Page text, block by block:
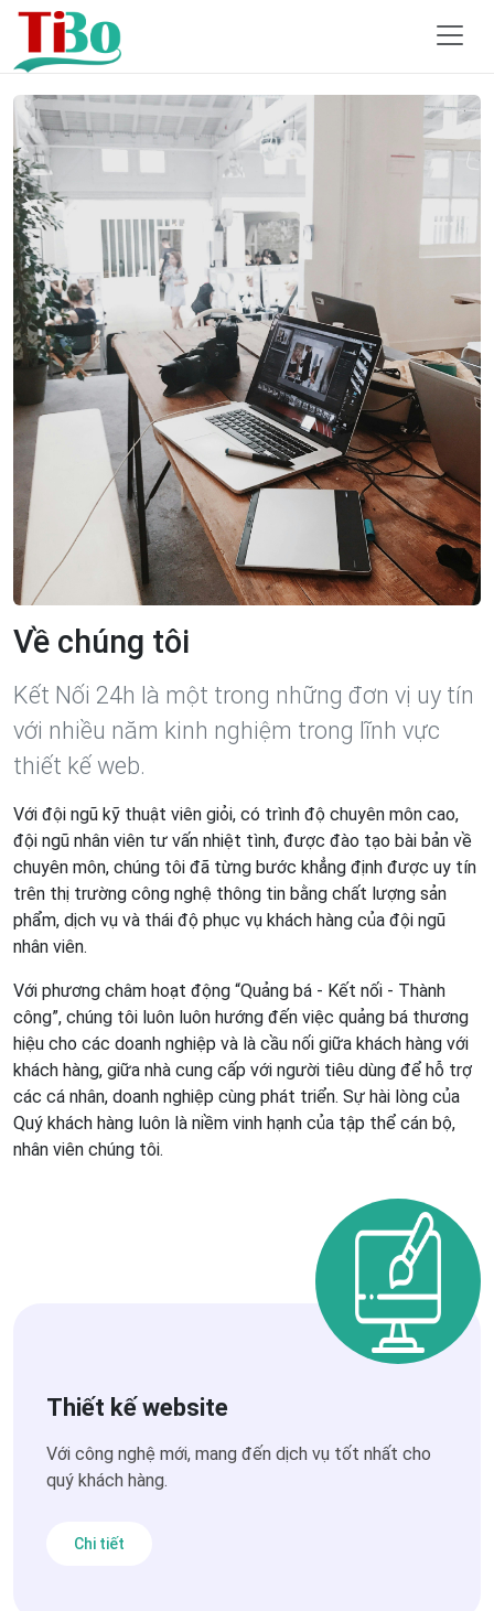
Về chúng tôi
Kết Nối 24h là một trong những đơn vị uy tín
với nhiều năm kinh nghiệm trong lĩnh vực
thiết kế web.
Với đội ngũ kỹ thuật viên giỏi, có trình độ chuyên môn cao,
đội ngũ nhân viên tư vấn nhiệt tình, được đào tạo bài bản về
chuyên môn, chúng tôi đã từng bước khẳng định được uy tín
trên thị trường công nghệ thông tin bằng chất lượng sản
phẩm, dịch vụ và thái độ phục vụ khách hàng của đội ngũ
nhân viên.
Với phương châm hoạt động “Quảng bá - Kết nối - Thành
công”, chúng tôi luôn luôn hướng đến việc quảng bá thương
hiệu cho các doanh nghiệp và là cầu nối giữa khách hàng với
khách hàng, giữa nhà cung cấp với người tiêu dùng để hỗ trợ
các cá nhân, doanh nghiệp cùng phát triển. Sự hài lòng của
Quý khách hàng luôn là niềm vinh hạnh của tập thể cán bộ,
nhân viên chúng tôi.
Thiết kế website
Với công nghệ mới, mang đến dịch vụ tốt nhất cho
quý khách hàng.
Chi tiết